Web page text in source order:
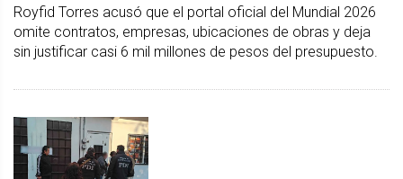
Royfid Torres acusó que el portal oficial del Mundial 2026
omite contratos, empresas, ubicaciones de obras y deja
sin justificar casi 6 mil millones de pesos del presupuesto.